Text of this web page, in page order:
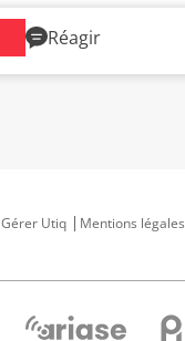
Réagir
Gérer Utiq Mentions légales